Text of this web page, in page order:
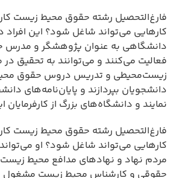
فارغ‌التحصیل رشته حقوق محیط زیست
کارهایی می‌تواند شاغل شود؟ این افراد
دانشگاهی به عنوان پژوهشگر و
فعالیت می‌کنند و می‌توانند به تحقیق
زیست‌محیطی و تدریس دروس حقوق
دانشجویان بپردازند و پایان‌نامه‌های
نمایند و دانشگاه‌های بزرگ از
فارغ‌التحصیل رشته حقوق محیط زیست
کارهایی می‌تواند شاغل شود؟ او
مردم نهاد و نهادهای مدافع محیط
حقوقی و کارشناس محیط زیست مشغول